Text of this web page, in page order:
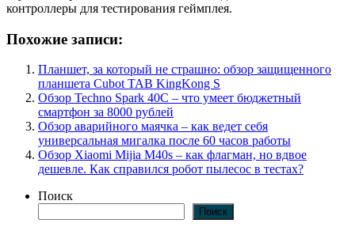
контроллеры для тестирования геймплея.
Похожие записи:
Планшет, за который не страшно: обзор защищенного
планшета Cubot TAB KingKong S
Обзор Technо Spark 40C – что умеет бюджетный
смартфон за 8000 рублей
Обзор аварийного маячка – как ведет себя
универсальная мигалка после 60 часов работы
Обзор Xiaomi Mijia M40s – как флагман, но вдвое
дешевле. Как справился робот пылесос в тестах?
Поиск
Поиск